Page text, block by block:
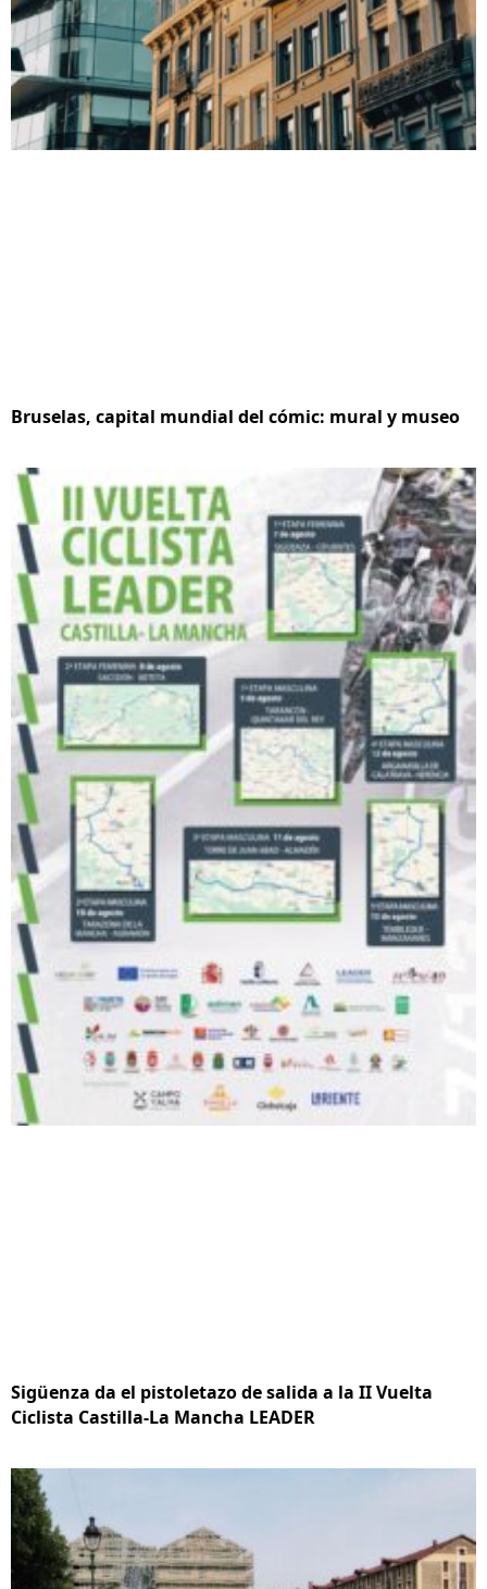
Bruselas, capital mundial del cómic: mural y museo
Sigüenza da el pistoletazo de salida a la II Vuelta
Ciclista Castilla-La Mancha LEADER